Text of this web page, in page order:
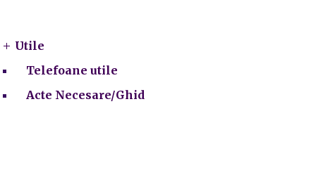
Utile
Telefoane utile
Acte Necesare/Ghid